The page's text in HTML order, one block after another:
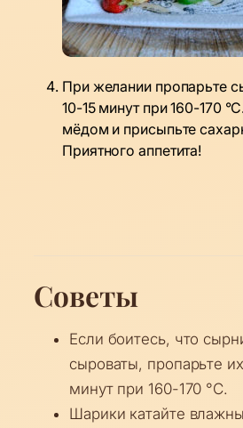
При желании пропарьте
10-15 минут при 160-170
мёдом и присыпьте
Приятного аппетита!
Советы
Если боитесь, что
сыроваты, пропарьте
минут при 160-170 °C.
Шарики катайте